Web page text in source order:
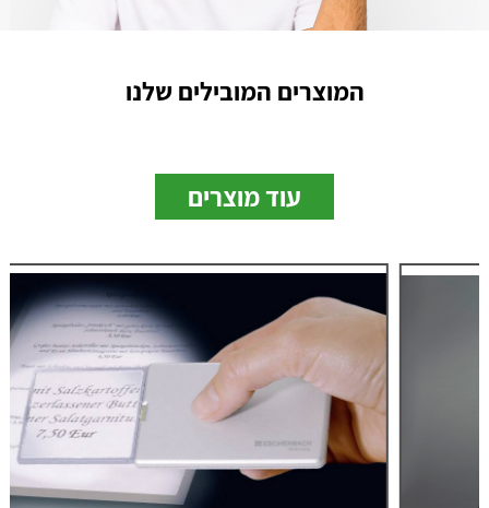
המוצרים המובילים שלנו
עוד מוצרים